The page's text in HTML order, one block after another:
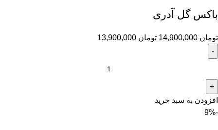
باکس گل آدری
تومان14,900,000 تومان
افزودن به سبد خرید
-9%